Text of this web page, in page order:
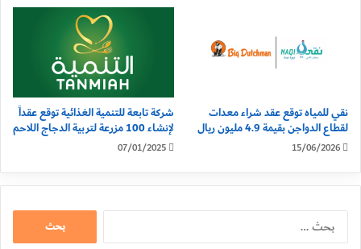
نقي للمياه توقع عقد شراء معدات
لقطاع الدواجن بقيمة 4.9 مليون ريال
15/06/2026
شركة تابعة للتنمية الغذائية توقع عقداً
لإنشاء 100 مزرعة لتربية الدجاج اللاحم
07/01/2025
البحث